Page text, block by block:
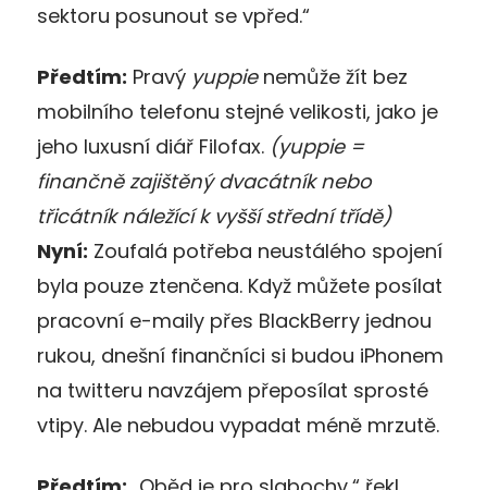
sektoru posunout se vpřed.“
Předtím: Pravý yuppienemůže žít bez
mobilního telefonu stejné velikosti, jako je
jeho luxusní diář Filofax. (yuppie =
finančně zajištěný dvacátník nebo
třicátník náležící k vyšší střední třídě)
Nyní: Zoufalá potřeba neustálého spojení
byla pouze ztenčena. Když můžete posílat
pracovní e-maily přes BlackBerry jednou
rukou, dnešní finančníci si budou iPhonem
na twitteru navzájem přeposílat sprosté
vtipy. Ale nebudou vypadat méně mrzutě.